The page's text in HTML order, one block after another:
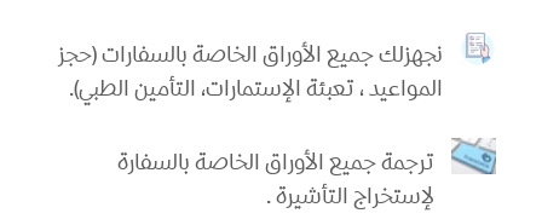
نجهزلك جميع الأوراق الخاصة بالسفارات (حجز
المواعيد ، تعبئة الإستمارات، التأمين الطبي).
ترجمة جميع الأوراق الخاصة بالسفارة
لإستخراج التأشيرة .